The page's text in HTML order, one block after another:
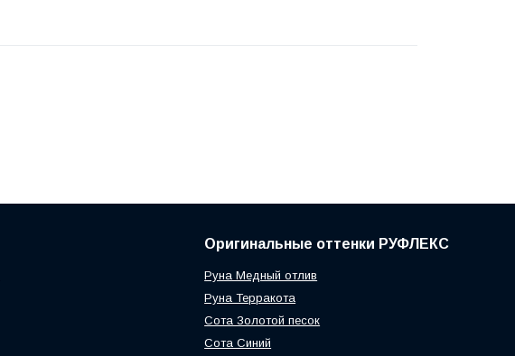
Оригинальные оттенки РУФЛЕКС
Руна Медный отлив
Руна Терракота
Сота Золотой песок
Сота Синий